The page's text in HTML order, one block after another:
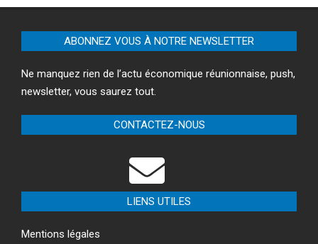
ABONNEZ VOUS À NOTRE NEWSLETTER
Ne manquez rien de l’actu économique réunionnaise, push,
newsletter, vous saurez tout.
CONTACTEZ-NOUS
LIENS UTILES
Mentions légales